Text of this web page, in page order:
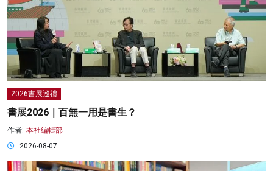
2026書展巡禮
書展2026｜百無一用是書生？
作者: 本社編輯部
2026-08-07